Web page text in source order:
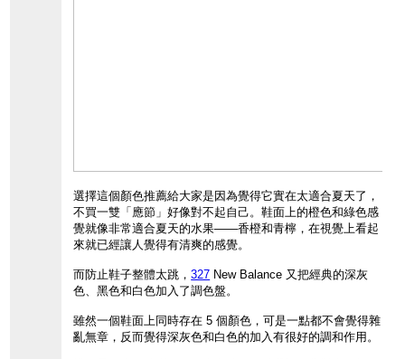
選擇這個顏色推薦給大家是因為覺得它實在太適合夏天了，
不買一雙「應節」好像對不起自己。鞋面上的橙色和綠色感
覺就像非常適合夏天的水果——香橙和青檸，在視覺上看起
來就已經讓人覺得有清爽的感覺。
而防止鞋子整體太跳，327 New Balance 又把經典的深灰
色、黑色和白色加入了調色盤。
雖然一個鞋面上同時存在 5 個顏色，可是一點都不會覺得雜
亂無章，反而覺得深灰色和白色的加入有很好的調和作用。